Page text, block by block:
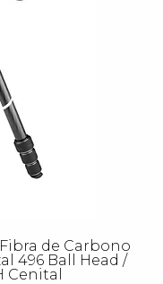
de Carbono
496 Ball Head /
Cenital